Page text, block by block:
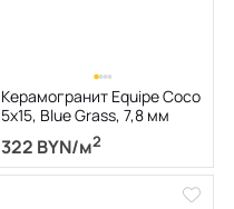
Керамогранит Equipe Coco
5х15, Blue Grass, 7,8 мм
322 BYN/м2